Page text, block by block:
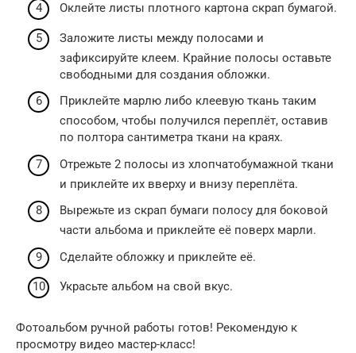
Оклейте листы плотного картона скрап бумагой.
Заложите листы между полосами и
зафиксируйте клеем. Крайние полосы оставьте
свободными для создания обложки.
Приклейте марлю либо клеевую ткань таким
способом, чтобы получился переплёт, оставив
по полтора сантиметра ткани на краях.
Отрежьте 2 полосы из хлопчатобумажной ткани
и приклейте их вверху и внизу переплёта.
Вырежьте из скрап бумаги полосу для боковой
части альбома и приклейте её поверх марли.
Сделайте обложку и приклейте её.
Украсьте альбом на свой вкус.
Фотоальбом ручной работы готов! Рекомендую к
просмотру видео мастер-класс!